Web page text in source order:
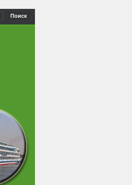
Поиск